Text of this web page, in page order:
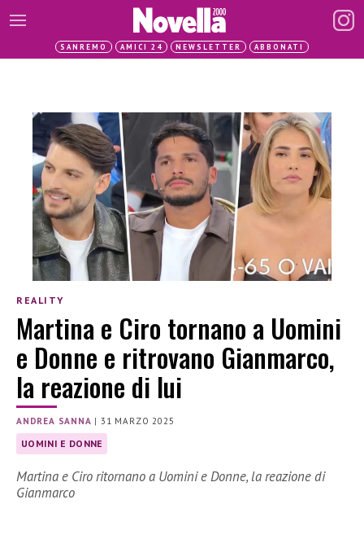
SANREMO AMICI 24 NEWSLETTER ABBONATI
REALITY
Martina e Ciro tornano a Uomini
e Donne e ritrovano Gianmarco,
la reazione di lui
ANDREA SANNA |31 MARZO 2025
UOMINI E DONNE
Martina e Ciro ritornano a Uomini e Donne, la reazione di
Gianmarco